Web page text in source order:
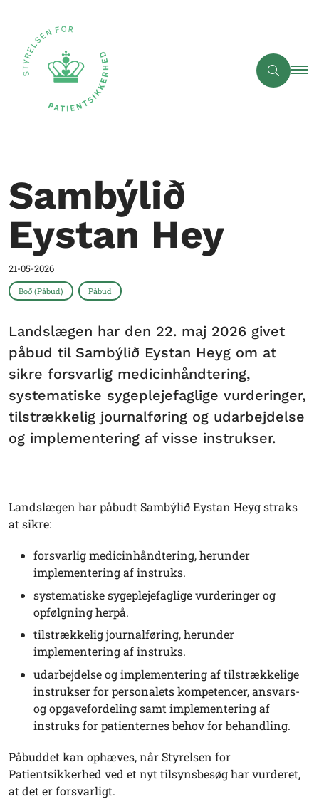
Sambýlið
Eystan Hey
21-05-2026
Boð (Påbud) Påbud
Landslægen har den 22. maj 2026 givet
påbud til Sambýlið Eystan Heyg om at
sikre forsvarlig medicinhåndtering,
systematiske sygeplejefaglige vurderinger,
tilstrækkelig journalføring og udarbejdelse
og implementering af visse instrukser.
Landslægen har påbudt Sambýlið Eystan Heyg straks
at sikre:
forsvarlig medicinhåndtering, herunder
implementering af instruks.
systematiske sygeplejefaglige vurderinger og
opfølgning herpå.
tilstrækkelig journalføring, herunder
implementering af instruks.
udarbejdelse og implementering af tilstrækkelige
instrukser for personalets kompetencer, ansvars-
og opgavefordeling samt implementering af
instruks for patienternes behov for behandling.
Påbuddet kan ophæves, når Styrelsen for
Patientsikkerhed ved et nyt tilsynsbesøg har vurderet,
at det er forsvarligt.